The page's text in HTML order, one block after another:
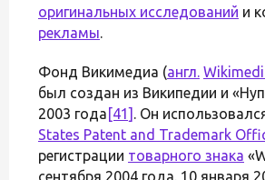
оригинальных исследований и
рекламы.
Фонд Викимедиа (англ.
был создан из Википедии и
2003 года [41] . Он
States Patent and Trademark
регистрации товарного знака
сентября 2004 года. 10 января